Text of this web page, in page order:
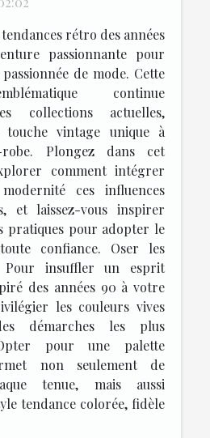
rétro des années
passionnante pour
de mode. Cette
continue
collections actuelles,
vintage unique à
robe. Plongez dans cet
comment intégrer
ces influences
et laissez-vous inspirer
pratiques pour adopter le
confiance. Oser les
Pour insuffler un esprit
des années 90 à votre
les couleurs vives
démarches les plus
pour une palette
non seulement de
tenue, mais aussi
tendance colorée, fidèle